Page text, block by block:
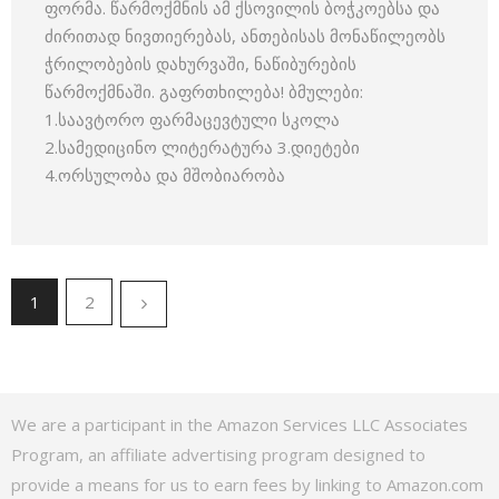
ფორმა. წარმოქმნის ამ ქსოვილის ბოჭკოებსა და
ძირითად ნივთიერებას, ანთებისას მონაწილეობს
ჭრილობების დახურვაში, ნაწიბურების
წარმოქმნაში. გაფრთხილება! ბმულები:
1.საავტორო ფარმაცევტული სკოლა
2.სამედიცინო ლიტერატურა 3.დიეტები
4.ორსულობა და მშობიარობა
1 2
We are a participant in the Amazon Services LLC Associates
Program, an affiliate advertising program designed to
provide a means for us to earn fees by linking to Amazon.com